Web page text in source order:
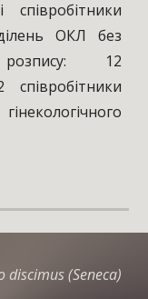
ОКЛ без
12
співробітники
discimus (Seneca)